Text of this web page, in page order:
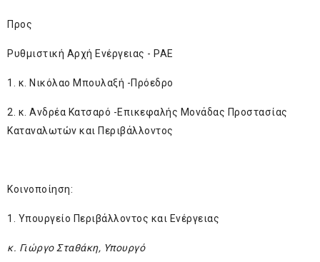
Προς
Ρυθμιστική Αρχή Ενέργειας - ΡΑΕ
1. κ. Νικόλαο Μπουλαξή -Πρόεδρο
2. κ. Ανδρέα Κατσαρό -Επικεφαλής Μονάδας Προστασίας
Καταναλωτών και Περιβάλλοντος
Κοινοποίηση:
1. Υπουργείο Περιβάλλοντος και Ενέργειας
κ. Γιώργο Σταθάκη, Υπουργό